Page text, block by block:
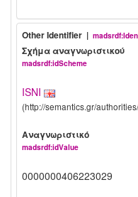
Other Identifier |
Σχήμα αναγνωριστικού
madsrdf:idScheme
ISNI
(http://semantics.gr/
Αναγνωριστικό
madsrdf:idValue
0000000406223029